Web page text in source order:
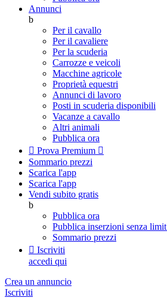
Annunci
b
Per il cavallo
Per il cavaliere
Per la scuderia
Carrozze e veicoli
Macchine agricole
Proprietà equestri
Annunci di lavoro
Posti in scuderia disponibili
Vacanze a cavallo
Altri animali
Pubblica ora
 Prova Premium 
Sommario prezzi
Scarica l'app
Scarica l'app
Vendi subito gratis
b
Pubblica ora
Pubblica inserzioni senza limit
Sommario prezzi
 Iscriviti
accedi qui
Crea un annuncio
Iscriviti